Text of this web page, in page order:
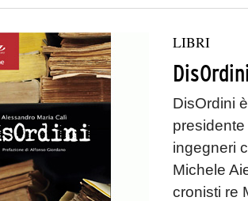
LIBRI
DisOrdini
ingegneri
Michele
cronisti re